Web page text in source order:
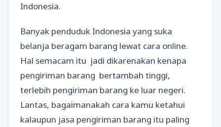
Indonesia.
Banyak penduduk Indonesia yang suka
belanja beragam barang lewat cara online.
Hal semacam itu jadi dikarenakan kenapa
pengiriman barang bertambah tinggi,
terlebih pengiriman barang ke luar negeri.
Lantas, bagaimanakah cara kamu ketahui
kalaupun jasa pengiriman barang itu paling